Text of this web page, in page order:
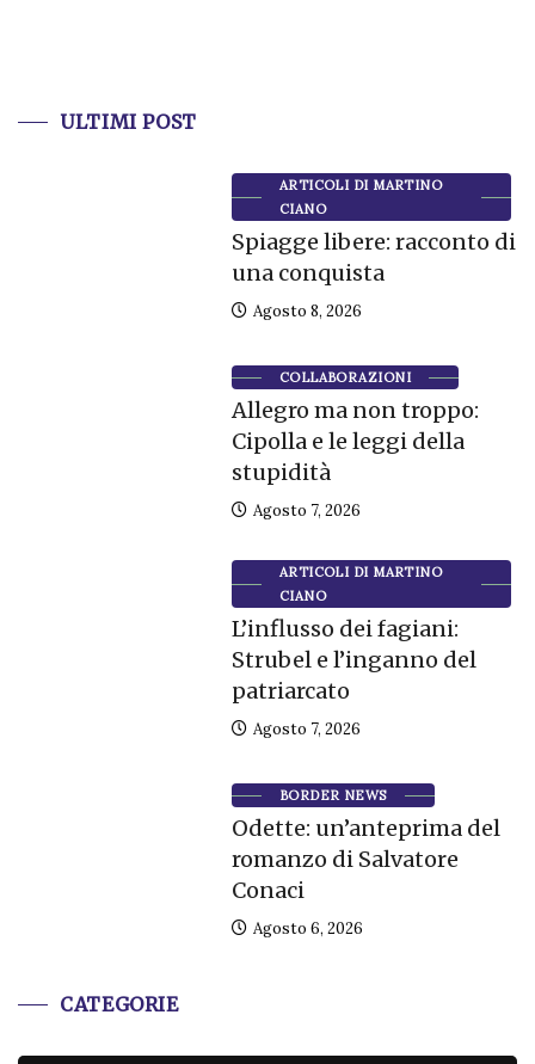
ULTIMI POST
ARTICOLI DI MARTINO
CIANO
Spiagge libere: racconto di
una conquista
Agosto 8, 2026
COLLABORAZIONI
Allegro ma non troppo:
Cipolla e le leggi della
stupidità
Agosto 7, 2026
ARTICOLI DI MARTINO
CIANO
L’influsso dei fagiani:
Strubel e l’inganno del
patriarcato
Agosto 7, 2026
BORDER NEWS
Odette: un’anteprima del
romanzo di Salvatore
Conaci
Agosto 6, 2026
CATEGORIE